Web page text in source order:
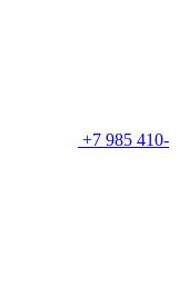
+7 985 410-